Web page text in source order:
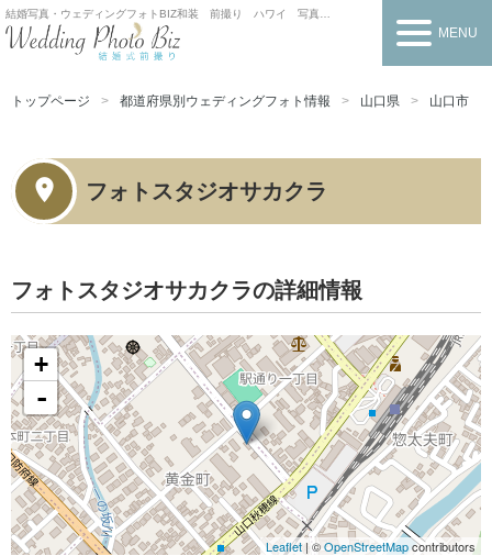
結婚写真・ウェディングフォトBIZ和装 前撮り ハワイ 写真だけの結婚式
MENU
トップページ 都道府県別ウェディングフォト情報 山口県 山口市
フォトスタジオサカクラ
フォトスタジオサカクラの詳細情報
+
-
Leaflet | ©OpenStreetMapcontributors